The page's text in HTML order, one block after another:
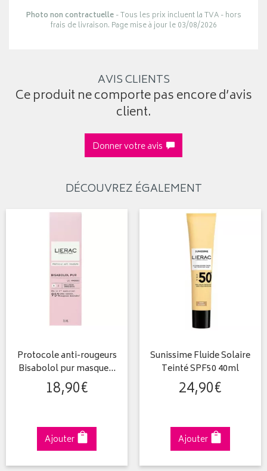
Photo non contractuelle- Tous les prix incluent la TVA - hors
frais de livraison. Page mise à jour le 03/08/2026
AVIS CLIENTS
Ce produit ne comporte pas encore d’avis
client.
Donner votre avis
DÉCOUVREZ ÉGALEMENT
Protocole anti-rougeurs
Bisabolol pur masque…
18,90€
Ajouter
Sunissime Fluide Solaire
Teinté SPF50 40ml
24,90€
Ajouter